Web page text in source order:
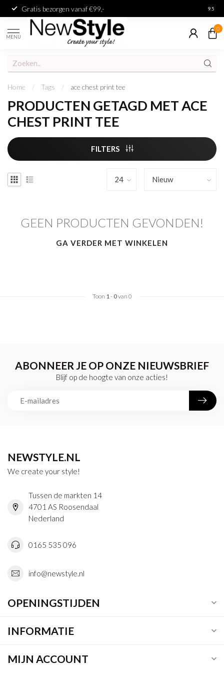
Gratis bezorgen vanaf €99,- 9.5
MENU
0
Home / Tags / ace chest print tee
PRODUCTEN GETAGD MET ACE
CHEST PRINT TEE
FILTERS
GEEN PRODUCTEN GEVONDEN!
GA VERDER MET WINKELEN
Toon 1- 0van 0
ABONNEER JE OP ONZE NIEUWSBRIEF
Blijf op de hoogte van onze acties!
NEWSTYLE.NL
We create your style!
Tussen de markten 14
4701 AS Roosendaal
Nederland
0165 535 096
info@newstyle.nl
OPENINGSTIJDEN
INFORMATIE
MIJN ACCOUNT